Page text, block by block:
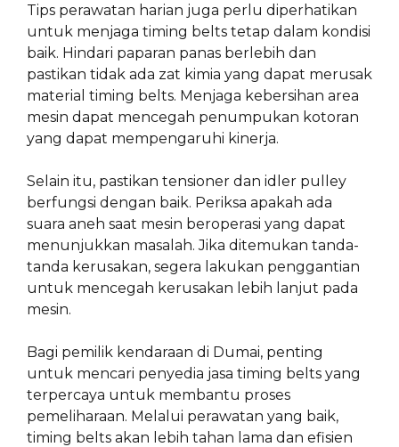
Tips perawatan harian juga perlu diperhatikan
untuk menjaga timing belts tetap dalam kondisi
baik. Hindari paparan panas berlebih dan
pastikan tidak ada zat kimia yang dapat merusak
material timing belts. Menjaga kebersihan area
mesin dapat mencegah penumpukan kotoran
yang dapat mempengaruhi kinerja.
Selain itu, pastikan tensioner dan idler pulley
berfungsi dengan baik. Periksa apakah ada
suara aneh saat mesin beroperasi yang dapat
menunjukkan masalah. Jika ditemukan tanda-
tanda kerusakan, segera lakukan penggantian
untuk mencegah kerusakan lebih lanjut pada
mesin.
Bagi pemilik kendaraan di Dumai, penting
untuk mencari penyedia jasa timing belts yang
terpercaya untuk membantu proses
pemeliharaan. Melalui perawatan yang baik,
timing belts akan lebih tahan lama dan efisien